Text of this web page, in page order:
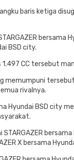
baris ketiga
BSD city.
1.497 CC tersebut
memumpuni
rivalnya.
Hyundai BSD city
STARGAZER
X bersama